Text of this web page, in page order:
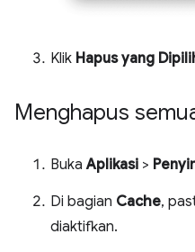
Klik Hapus yang
Menghapus
BukaAplikasi >
Di bagian Cache,
diaktifkan.